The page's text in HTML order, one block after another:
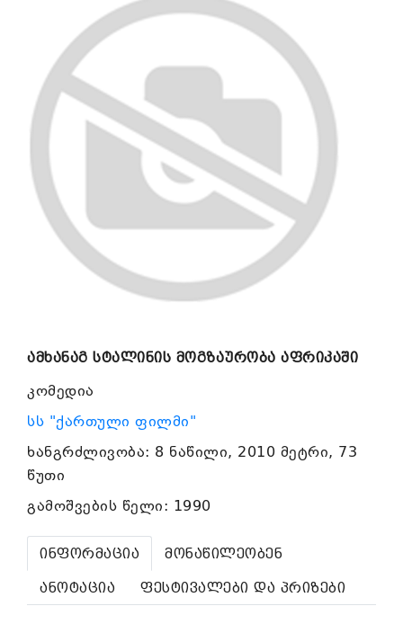
ამხანაგ სტალინის მოგზაურობა აფრიკაში
კომედია
სს "ქართული ფილმი"
ხანგრძლივობა: 8 ნაწილი, 2010 მეტრი, 73
წუთი
გამოშვების წელი: 1990
ინფორმაცია
მონაწილეობენ
ანოტაცია
ფესტივალები და პრიზები